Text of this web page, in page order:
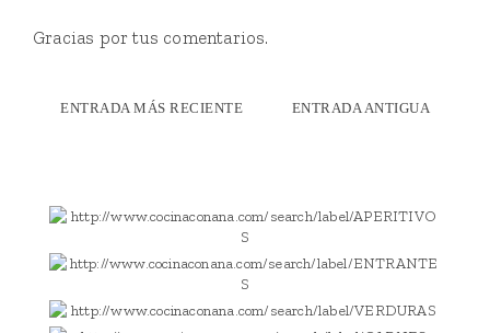
Gracias por tus comentarios.
ENTRADA MÁS RECIENTE ENTRADA ANTIGUA